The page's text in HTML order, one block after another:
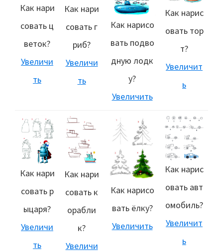
Как нари
совать ц
веток?
Увеличи
ть
Как нари
совать г
риб?
Увеличи
ть
Как нарисо
вать подво
дную лодк
у?
Увеличить
Как нарис
овать тор
т?
Увеличит
ь
Как нари
совать р
ыцаря?
Увеличи
ть
Как нари
совать к
орабли
к?
Увеличи
Как нарисо
вать ёлку?
Увеличить
Как нарис
овать авт
омобиль?
Увеличит
ь